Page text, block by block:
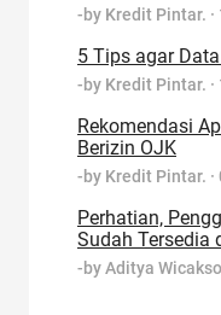
-by Kredit Pintar. ·
5 Tips agar
-by Kredit Pintar. ·
Rekomendasi
Berizin OJK
-by Kredit Pintar. ·
Perhatian,
Sudah Tersedia
-byAditya